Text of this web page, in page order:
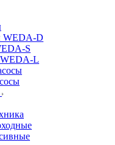
WEDA-D
S
L